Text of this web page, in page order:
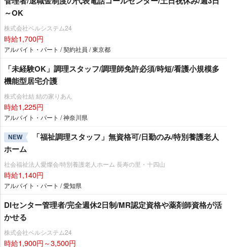
～OK
株式会社ベルシステム24
時給1,700円
アルバイト・パート / 契約社員 / 東京都
「未経験OK」調理スタッフ/調理師免許必須/時短/看護小規模多
機能型居宅介護
株式会社結 結の家りあん
時給1,225円
アルバイト・パート / 神奈川県
NEW
「福祉調理スタッフ」無資格可/日勤のみ/特別養護老人
ホーム
社会福祉法人愛燦会/特別養護老人ホーム 長寿の里・十四山
時給1,140円
アルバイト・パート / 愛知県
DIセンター管理者/完全週休2日制/MR認定資格や薬剤師資格が活
かせる
株式会社ベルシステム24
時給1,900円～3,500円